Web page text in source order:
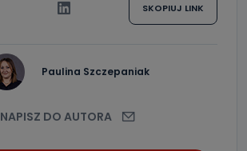
SKOPIUJ LINK
Paulina Szczepaniak
NAPISZ DO AUTORA